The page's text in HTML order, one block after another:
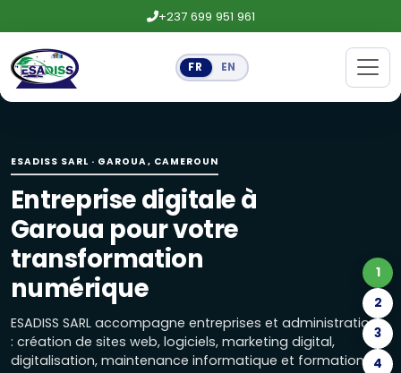
+237 699 951 961
FR EN
Entreprise digitale à Garoua
Création de sites web et logiciels
Site vitrine, boutique en ligne, landing page,
Maintenance informatique,
Maintenance préventive, installation de réseaux,
Marketing digital : réseaux
Gestion des réseaux sociaux, publicités Facebook,
ESADISS SARL · GAROUA, CAMEROUN
Entreprise digitale à
Garoua pour votre
transformation
numérique
ESADISS SARL accompagne entreprises et administrations
: création de sites web, logiciels, marketing digital,
digitalisation, maintenance informatique et formations à
1
2
3
4